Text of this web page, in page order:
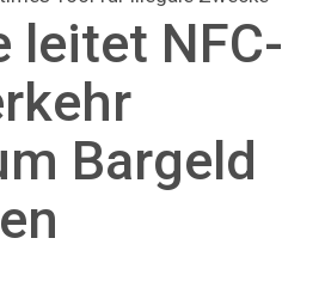
leitet NFC-
Bargeld